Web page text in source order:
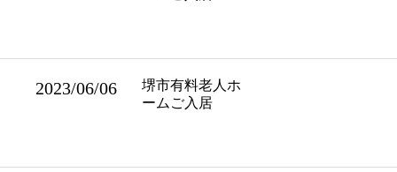
2023/06/06
堺市有料老人ホ
ームご入居